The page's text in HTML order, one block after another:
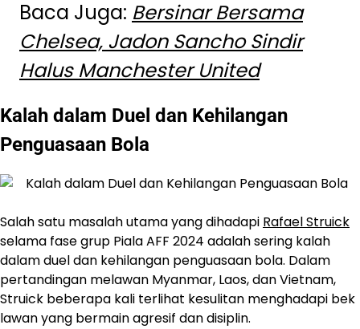
Baca Juga: Bersinar Bersama
Chelsea, Jadon Sancho Sindir
Halus Manchester United
Kalah dalam Duel dan Kehilangan
Penguasaan Bola
Salah satu masalah utama yang dihadapi Rafael Struick
selama fase grup Piala AFF 2024 adalah sering kalah
dalam duel dan kehilangan penguasaan bola. Dalam
pertandingan melawan Myanmar, Laos, dan Vietnam,
Struick beberapa kali terlihat kesulitan menghadapi bek
lawan yang bermain agresif dan disiplin.